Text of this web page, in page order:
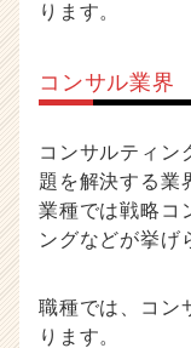
ります。
コンサル業界
コンサルティン
題を解決する業
業種では戦略コ
ングなどが挙げ
職種では、コン
ります。